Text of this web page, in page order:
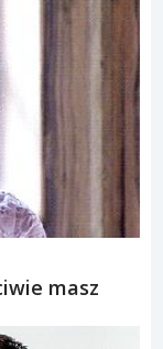
masz